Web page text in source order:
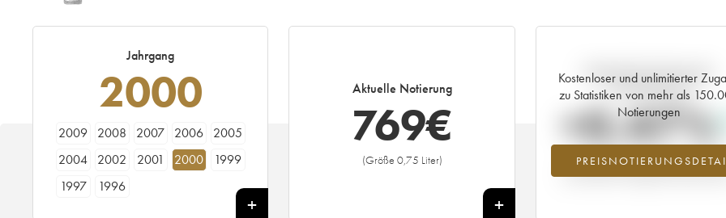
Jahrgang
2000
2009 2008 2007 2006
2005
2004
2002 2001 2000
1999
1997
1996
Aktuelle Notierung
769€
(Größe 0,75 Liter)
+
Kostenloser und unlimitierter
zu Statistiken von mehr als
Notierungen
Aktuelle Entwicklung der
Preisnotierung
+0.47%
Preisanstiegs des Jahrgangs 2000
Jahr 2026 im Vergleich zum Jahr